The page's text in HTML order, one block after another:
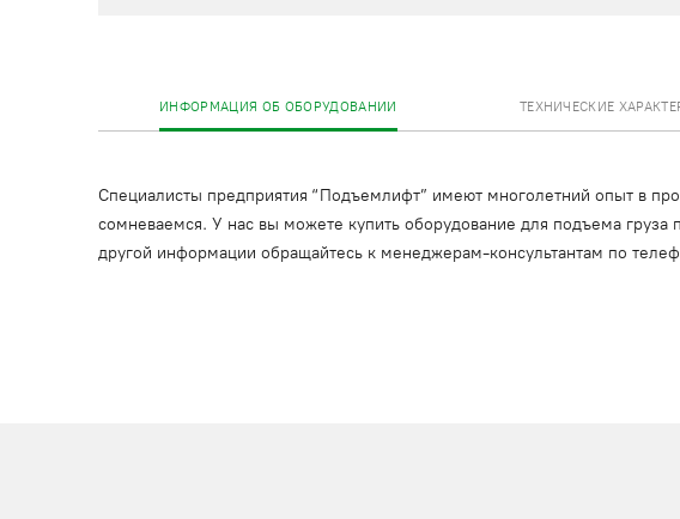
ИНФОРМАЦИЯ ОБ ОБОРУДОВАНИИ ТЕХНИЧЕСКИЕ
Специалисты предприятия “Подъемлифт” имеют многолетний опыт в
сомневаемся. У нас вы можете купить оборудование для подъема
другой информации обращайтесь к менеджерам-консультантам по